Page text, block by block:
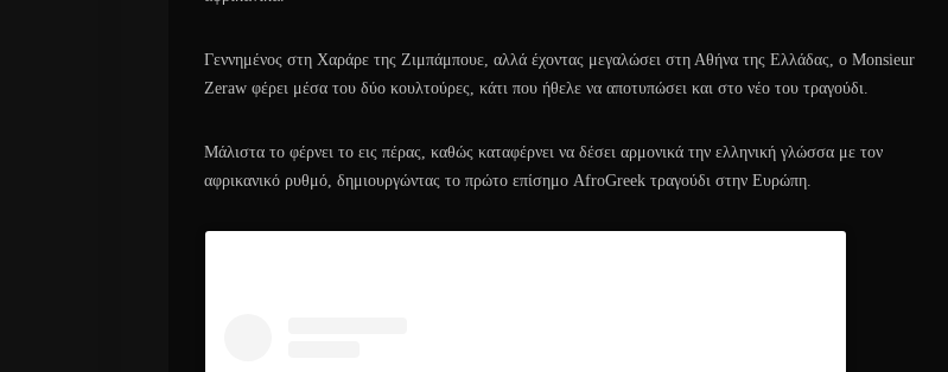
Γεννημένος στη Χαράρε της Ζιμπάμπουε, αλλά έχοντας μεγαλώσει στη Αθήνα της Ελλάδας, ο Monsieur
Zeraw φέρει μέσα του δύο κουλτούρες, κάτι που ήθελε να αποτυπώσει και στο νέο του τραγούδι.
Μάλιστα το φέρνει το εις πέρας, καθώς καταφέρνει να δέσει αρμονικά την ελληνική γλώσσα με τον
αφρικανικό ρυθμό, δημιουργώντας το πρώτο επίσημο AfroGreek τραγούδι στην Ευρώπη.